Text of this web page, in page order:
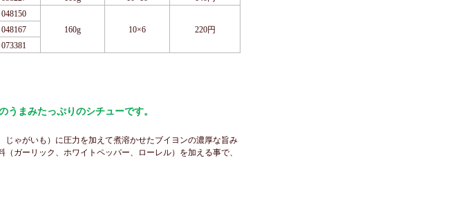
160g
10×6 220円
うまみたっぷりのシチューです。
ゃがいも）に圧力を加えて煮溶かせたブイヨンの濃厚な旨み
ガーリック、ホワイトペッパー、ローレル）を加える事で、